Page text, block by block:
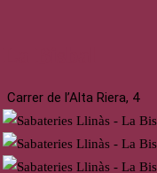
Carrer de l’Alta Riera, 4